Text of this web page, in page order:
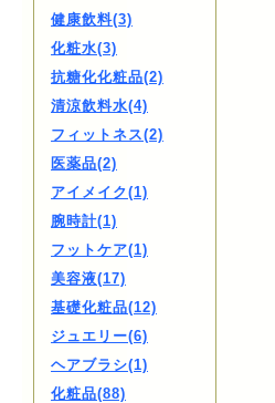
健康飲料(3)
化粧水(3)
抗糖化化粧品(2)
清涼飲料水(4)
フィットネス(2)
医薬品(2)
アイメイク(1)
腕時計(1)
フットケア(1)
美容液(17)
基礎化粧品(12)
ジュエリー(6)
ヘアブラシ(1)
化粧品(88)